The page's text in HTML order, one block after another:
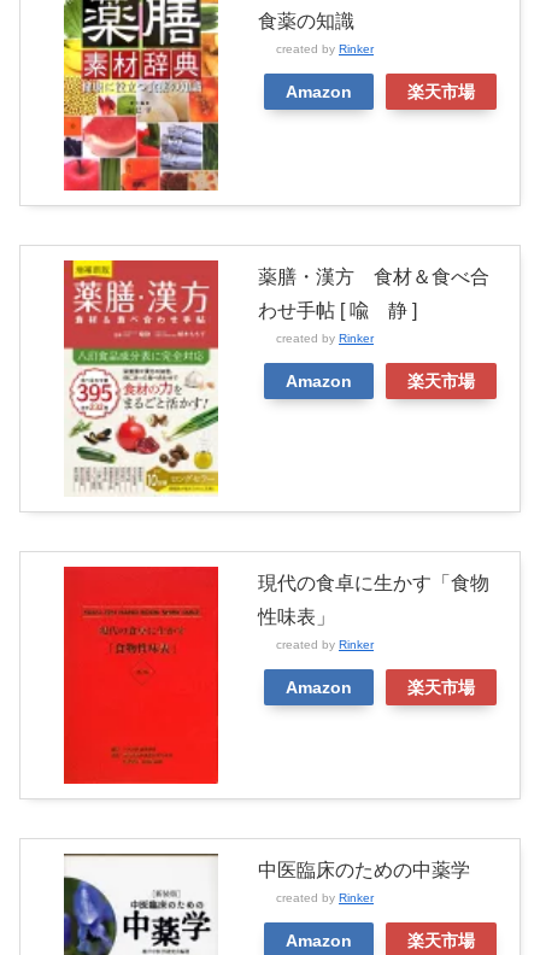
食薬の知識
created by Rinker
Amazon 楽天市場
薬膳・漢方 食材＆食べ合
わせ手帖 [ 喩 静 ]
created by Rinker
Amazon 楽天市場
現代の食卓に生かす「食物
性味表」
created by Rinker
Amazon 楽天市場
中医臨床のための中薬学
created by Rinker
Amazon 楽天市場